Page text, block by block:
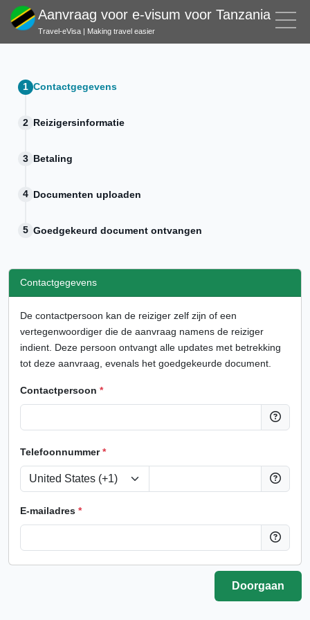
Aanvraag voor e-visum voor Tanzania
Travel-eVisa | Making travel easier
Contactgegevens
Reizigersinformatie
Betaling
Documenten uploaden
Goedgekeurd document ontvangen
Contactgegevens
De contactpersoon kan de reiziger zelf zijn of een
vertegenwoordiger die de aanvraag namens de reiziger
indient. Deze persoon ontvangt alle updates met betrekking
tot deze aanvraag, evenals het goedgekeurde document.
Contactpersoon *
Telefoonnummer*
E-mailadres *